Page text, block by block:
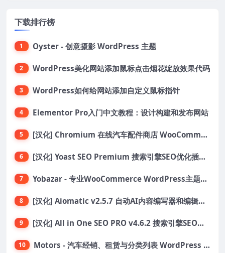
下载排行榜
1 Oyster - 创意摄影 WordPress 主题
2 WordPress美化网站添加鼠标点击烟花绽放效果代码
3 WordPress如何给网站添加自定义鼠标指针
4 Elementor Pro入门中文教程：设计构建和发布网站
5 [汉化] Chromium 在线汽车配件商店 WooCommerce 主题 v1.3.28
6 [汉化] Yoast SEO Premium 搜索引擎SEO优化插件+全套扩展附件
7 Yobazar - 专业WooCommerce WordPress主题，助力在线商店
8 [汉化] Aiomatic v2.5.7 自动AI内容编写器和编辑器GPT-3和GPT-4等AI工具包
9 [汉化] All in One SEO PRO v4.6.2 搜索引擎SEO优化WordPress插件
10 Motors - 汽车经销、租赁与分类列表 WordPress 主题